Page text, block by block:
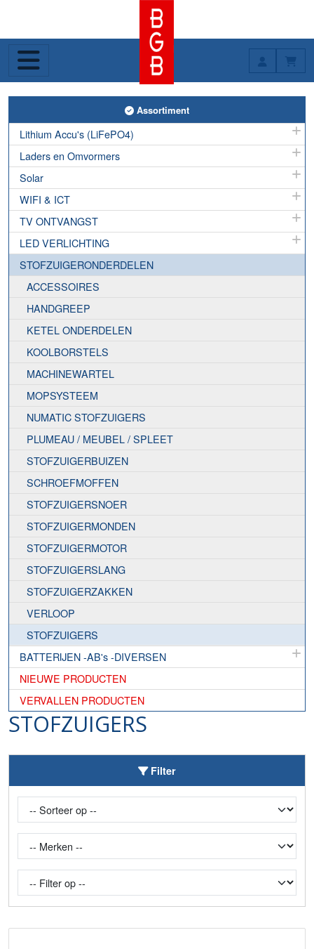
Toggle Assortiment
Assortiment
Lithium Accu's (LiFePO4)
Laders en Omvormers
Solar
WIFI & ICT
TV ONTVANGST
LED VERLICHTING
STOFZUIGERONDERDELEN
ACCESSOIRES
HANDGREEP
KETEL ONDERDELEN
KOOLBORSTELS
MACHINEWARTEL
MOPSYSTEEM
NUMATIC STOFZUIGERS
PLUMEAU / MEUBEL / SPLEET
STOFZUIGERBUIZEN
SCHROEFMOFFEN
STOFZUIGERSNOER
STOFZUIGERMONDEN
STOFZUIGERMOTOR
STOFZUIGERSLANG
STOFZUIGERZAKKEN
VERLOOP
STOFZUIGERS
BATTERIJEN -AB's -DIVERSEN
NIEUWE PRODUCTEN
VERVALLEN PRODUCTEN
STOFZUIGERS
Toggle Filter
Filter